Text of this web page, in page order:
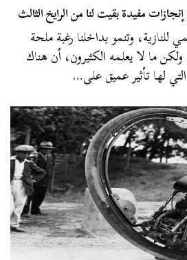
مفيدة بقيت لنا من الرايخ الثالث
للنازية، وتنمو بداخلنا رغبة ملحة
ما لا يعلمه الكثيرون، أن هناك
التي لها تأثير عميق على…